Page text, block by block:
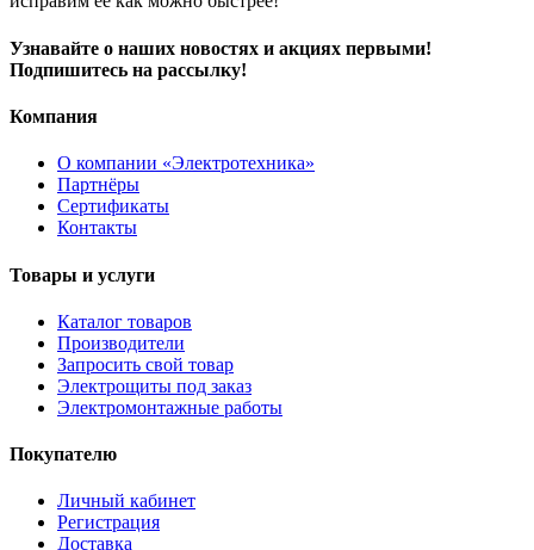
Узнавайте о наших новостях и акциях первыми!
Подпишитесь на рассылку!
Компания
О компании «Электротехника»
Партнёры
Сертификаты
Контакты
Товары и услуги
Каталог товаров
Производители
Запросить свой товар
Электрощиты под заказ
Электромонтажные работы
Покупателю
Личный кабинет
Регистрация
Доставка